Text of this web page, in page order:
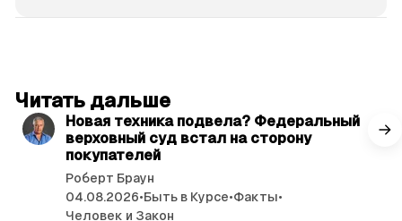
Читать дальше
Новая техника подвела? Федеральный
верховный суд встал на сторону
покупателей
Роберт Браун
04.08.2026•Быть в Курсе•Факты•
Человек и Закон